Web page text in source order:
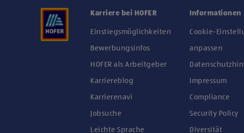
Karriere bei HOFER
Einstiegsmöglichkeiten
Bewerbungsinfos
HOFER als Arbeitgeber
Karriereblog
Karrierenavi
Jobsuche
Leichte Sprache
Informationen
Cookie-
anpassen
Impressum
Compliance
Security Policy
Diversität